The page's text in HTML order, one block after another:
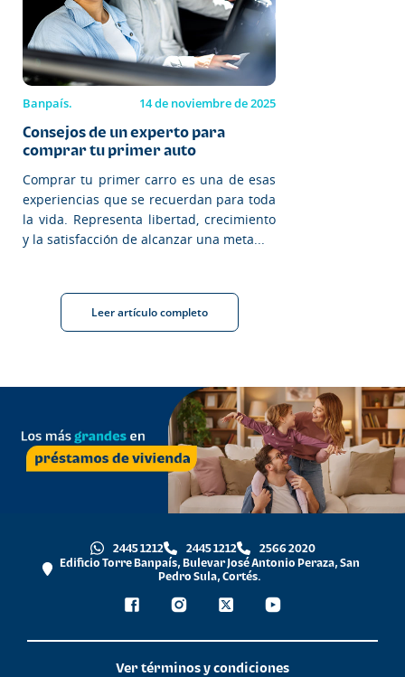
Banpaís. 14 de noviembre de 2025
Consejos de un experto para
comprar tu primer auto
Comprar tu primer carro es una de esas
experiencias que se recuerdan para toda
la vida. Representa libertad, crecimiento
y la satisfacción de alcanzar una meta...
Leer artículo completo
2445 1212 2445 1212
2566 2020
Edificio Torre Banpaís, Bulevar José Antonio Peraza, San
Pedro Sula, Cortés.
Ver términos y condiciones